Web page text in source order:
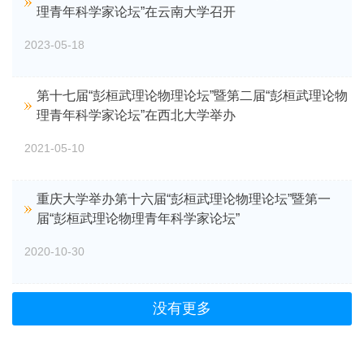
理青年科学家论坛”在云南大学召开
2023-05-18
第十七届“彭桓武理论物理论坛”暨第二届“彭桓武理论物
理青年科学家论坛”在西北大学举办
2021-05-10
重庆大学举办第十六届“彭桓武理论物理论坛”暨第一
届“彭桓武理论物理青年科学家论坛”
2020-10-30
没有更多